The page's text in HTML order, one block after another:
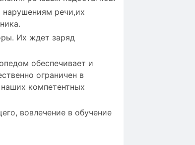
нарушениям речи,их
Их ждет заряд
обеспечивает и
ограничен в
компетентных
вовлечение в обучение